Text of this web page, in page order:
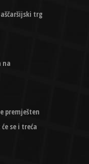
trg
na
premješten
se i treća